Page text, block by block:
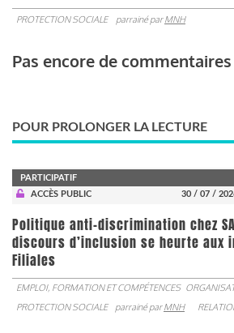
PROTECTION SOCIALE parrainé parMNH
Pas encore de commentaires
POUR PROLONGER LA LECTURE
PARTICIPATIF
ACCÈS PUBLIC
30 / 07 /
Politique anti-discrimination chez
discours d’inclusion se heurte aux
Filiales
EMPLOI, FORMATION ET COMPÉTENCES
PROTECTION SOCIALE
parrainé parMNH